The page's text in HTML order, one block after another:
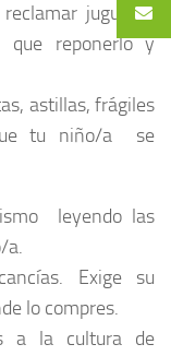
juguetes
que reponerlo y
astillas, frágiles
tu niño/a se
leyendo las
a.
Exige su
lo compres.
a la cultura de